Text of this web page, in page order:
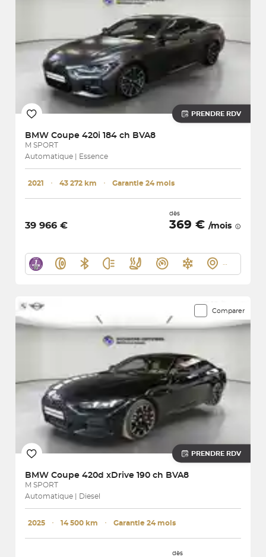
PRENDRE RDV
BMW Coupe 420i 184 ch BVA8
M SPORT
Automatique | Essence
2021 ･ 43 272 km ･ Garantie 24 mois
39 966 €
dès
369 € /mois
Comparer
PRENDRE RDV
BMW Coupe 420d xDrive 190 ch BVA8
M SPORT
Automatique | Diesel
2025 ･ 14 500 km ･ Garantie 24 mois
dès